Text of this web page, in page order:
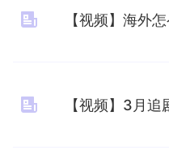
【视频】海外
【视频】3月